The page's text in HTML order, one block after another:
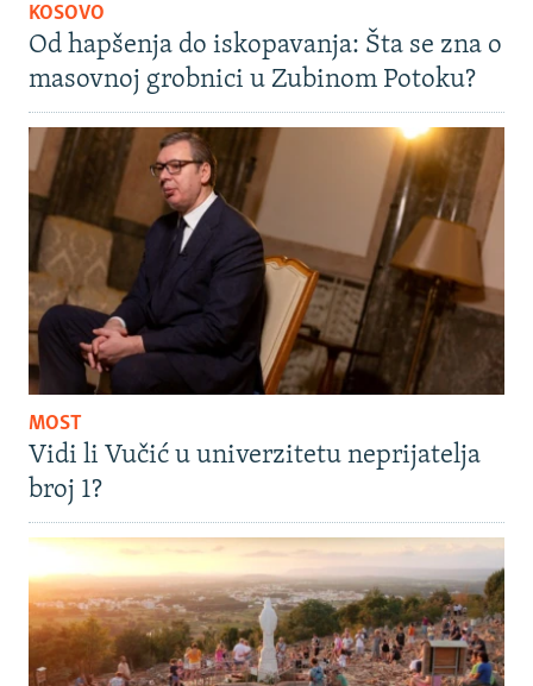
KOSOVO
Od hapšenja do iskopavanja: Šta se zna o
masovnoj grobnici u Zubinom Potoku?
MOST
Vidi li Vučić u univerzitetu neprijatelja
broj 1?